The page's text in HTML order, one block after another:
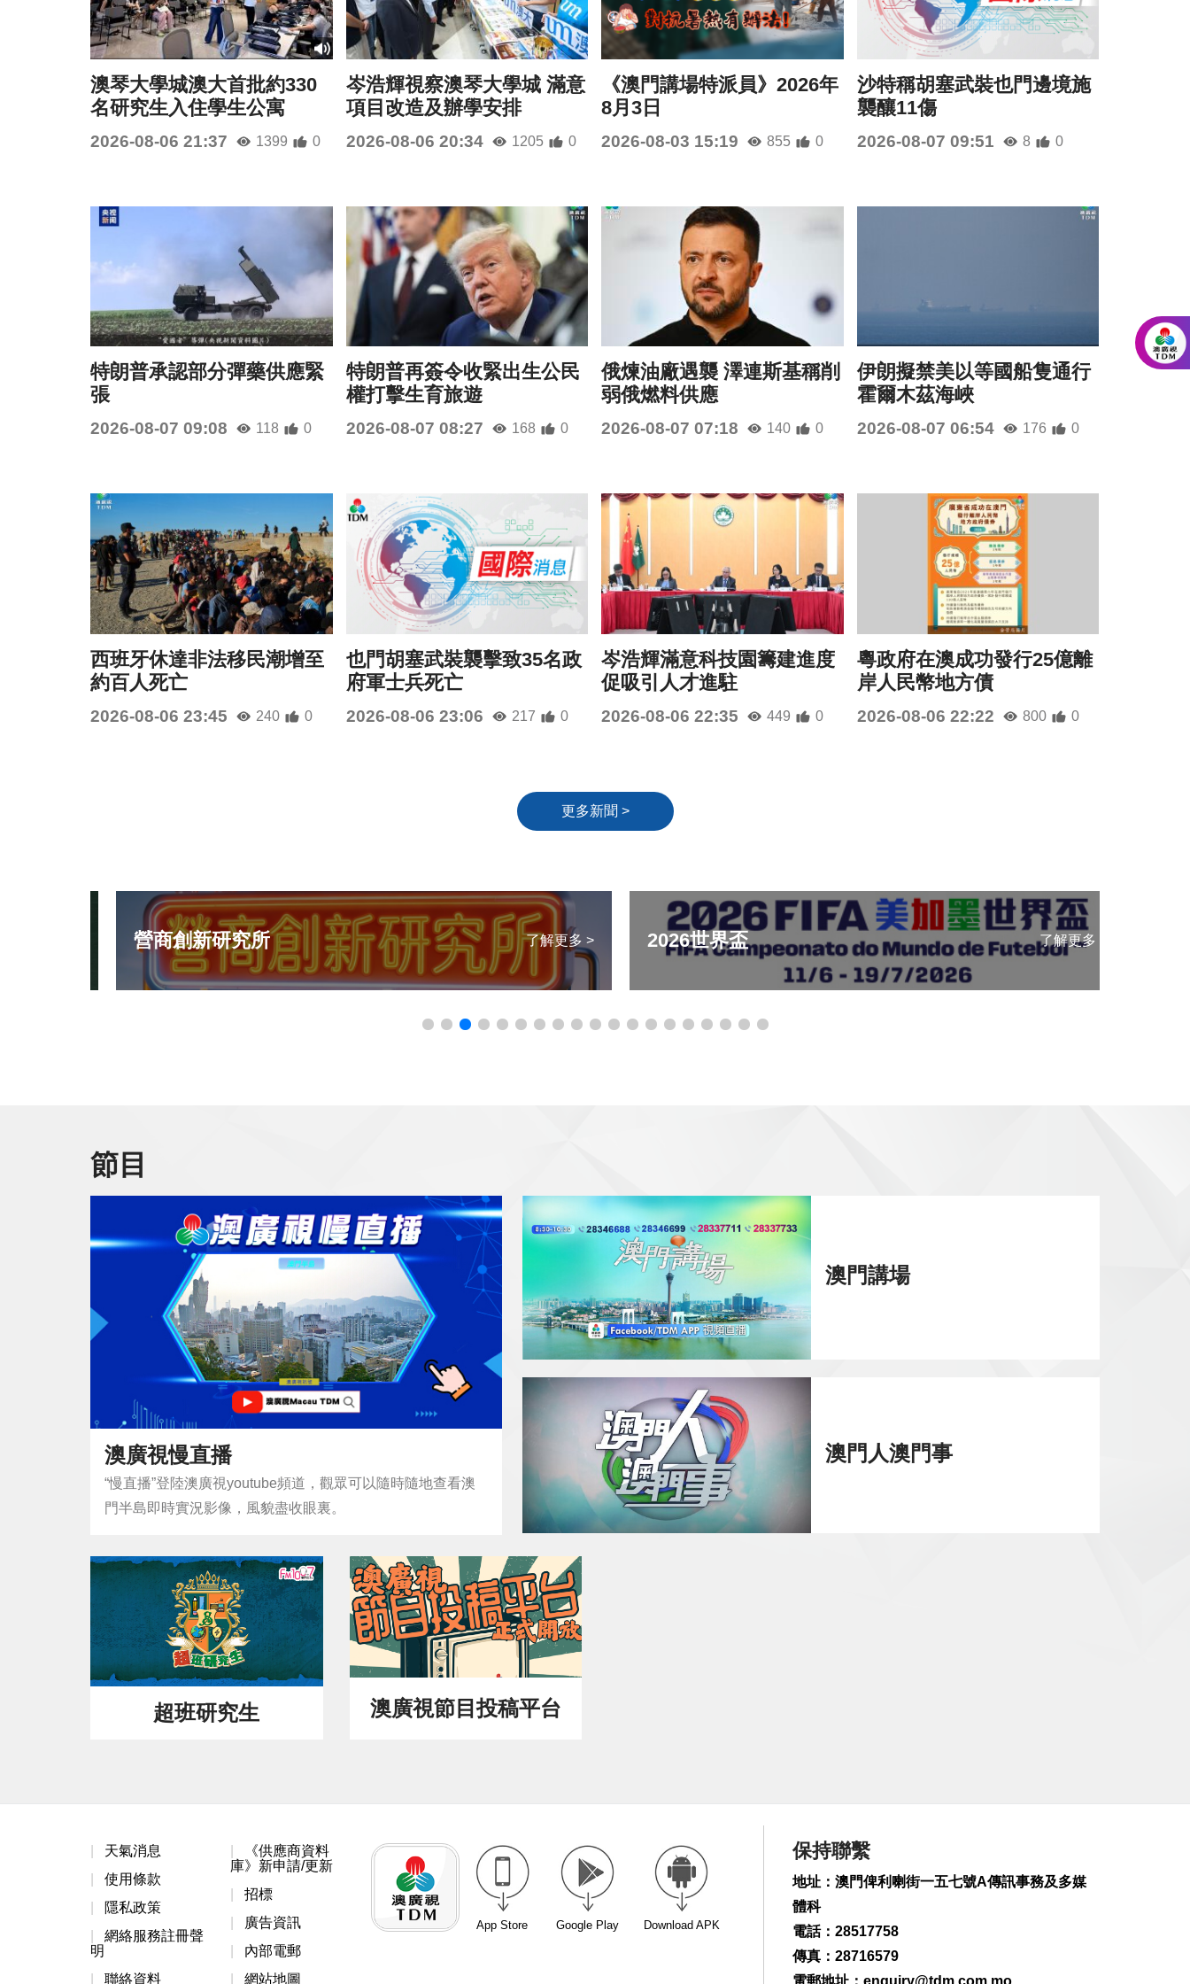
澳琴大學城澳大首批約330
名研究生入住學生公寓
2026-08-06 21:37 1399 0
岑浩輝視察澳琴大學城 滿意
項目改造及辦學安排
2026-08-06 20:34 1205 0
《澳門講場特派員》2026年
8月3日
2026-08-03 15:19 855 0
沙特稱胡塞武裝也門邊境施
襲釀11傷
2026-08-07 09:51 8 0
特朗普承認部分彈藥供應緊
張
2026-08-07 09:08 118 0
特朗普再簽令收緊出生公民
權打擊生育旅遊
2026-08-07 08:27 168 0
俄煉油廠遇襲 澤連斯基稱削
弱俄燃料供應
2026-08-07 07:18 140 0
伊朗擬禁美以等國船隻通行
霍爾木茲海峽
2026-08-07 06:54 176 0
西班牙休達非法移民潮增至
約百人死亡
2026-08-06 23:45 240 0
也門胡塞武裝襲擊致35名政
府軍士兵死亡
2026-08-06 23:06 217 0
岑浩輝滿意科技園籌建進度
促吸引人才進駐
2026-08-06 22:35 449 0
粵政府在澳成功發行25億離
岸人民幣地方債
2026-08-06 22:22 800 0
更多新聞 >
營商創新研究所 了解更多 > 2026世界盃 了解更多 >
節目
澳廣視慢直播
“慢直播”登陸澳廣視youtube頻道，觀眾可以隨時隨地查看澳
門半島即時實況影像，風貌盡收眼裏。
澳門講場
澳門人澳門事
超班研究生 澳廣視節目投稿平台
天氣消息
使用條款
隱私政策
網絡服務註冊聲
明
聯絡資料
《供應商資料
庫》新申請/更新
招標
廣告資訊
內部電郵
網站地圖
App Store Google Play Download APK
保持聯繫
地址：澳門俾利喇街一五七號A傳訊事務及多媒
體科
電話：28517758
傳真：28716579